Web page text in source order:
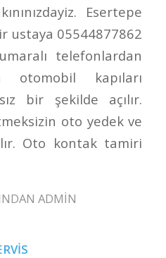
Esertepe
ustaya 05544877862
telefonlardan
otomobil kapıları
bir şekilde açılır.
oto yedek ve
Oto kontak tamiri
ADMIN